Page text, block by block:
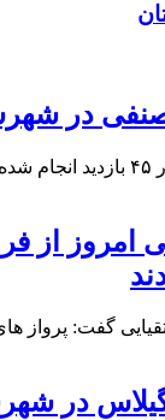
از
گفت:
در